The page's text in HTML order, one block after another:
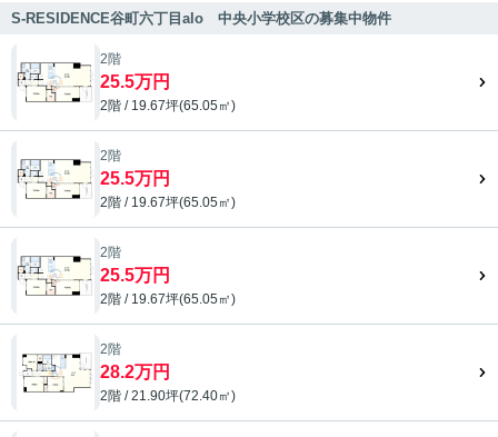
S-RESIDENCE谷町六丁目alo 中央小学校区の募集中物件
2階
25.5万円
2階 / 19.67坪(65.05㎡)
2階
25.5万円
2階 / 19.67坪(65.05㎡)
2階
25.5万円
2階 / 19.67坪(65.05㎡)
2階
28.2万円
2階 / 21.90坪(72.40㎡)